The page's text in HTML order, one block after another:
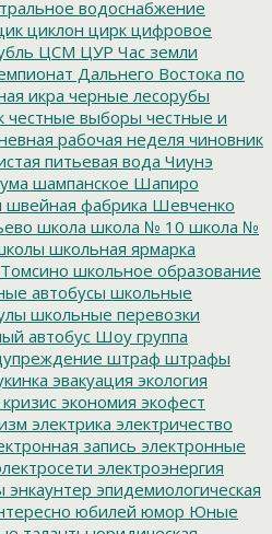
водоснабжение
циклон цирк цифровое
ЦСМ ЦУР Час земли
Дальнего Востока по
икра черные лесорубы
честные выборы честные и
рабочая неделя чиновник
питьевая вода Чиунэ
шампанское Шапиро
швейная фабрика Шевченко
школа школа № 10 школа №
школьная ярмарка
школьное образование
автобусы школьные
школьные перевозки
автобус Шоу группа
штраф штрафы
эвакуация экология
экономия экофест
электрика электричество
запись электронные
электроэнергия
энкаунтер эпидемиологическая
юбилей юмор Юные